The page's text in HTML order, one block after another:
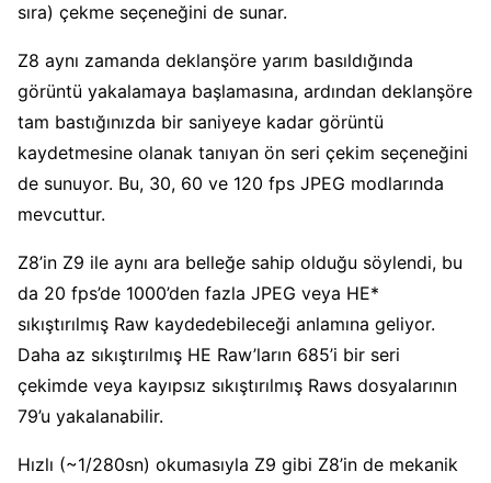
sıra) çekme seçeneğini de sunar.
Z8 aynı zamanda deklanşöre yarım basıldığında
görüntü yakalamaya başlamasına, ardından deklanşöre
tam bastığınızda bir saniyeye kadar görüntü
kaydetmesine olanak tanıyan ön seri çekim seçeneğini
de sunuyor. Bu, 30, 60 ve 120 fps JPEG modlarında
mevcuttur.
Z8’in Z9 ile aynı ara belleğe sahip olduğu söylendi, bu
da 20 fps’de 1000’den fazla JPEG veya HE*
sıkıştırılmış Raw kaydedebileceği anlamına geliyor.
Daha az sıkıştırılmış HE Raw’ların 685’i bir seri
çekimde veya kayıpsız sıkıştırılmış Raws dosyalarının
79’u yakalanabilir.
Hızlı (~1/280sn) okumasıyla Z9 gibi Z8’in de mekanik